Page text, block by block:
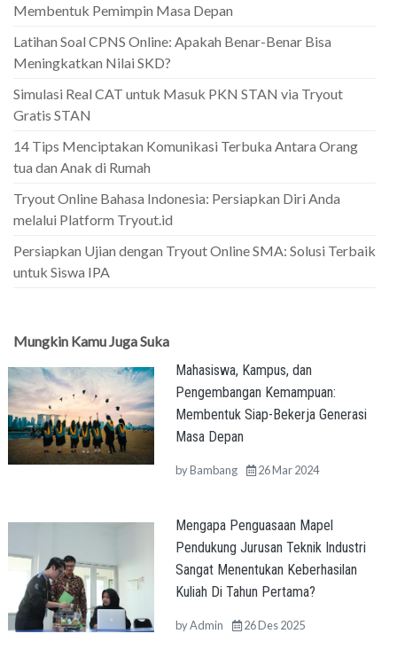
Membentuk Pemimpin Masa Depan
Latihan Soal CPNS Online: Apakah Benar-Benar Bisa
Meningkatkan Nilai SKD?
Simulasi Real CAT untuk Masuk PKN STAN via Tryout
Gratis STAN
14 Tips Menciptakan Komunikasi Terbuka Antara Orang
tua dan Anak di Rumah
Tryout Online Bahasa Indonesia: Persiapkan Diri Anda
melalui Platform Tryout.id
Persiapkan Ujian dengan Tryout Online SMA: Solusi Terbaik
untuk Siswa IPA
Mungkin Kamu Juga Suka
Mahasiswa, Kampus, dan
Pengembangan Kemampuan:
Membentuk Siap-Bekerja Generasi
Masa Depan
byBambang 26 Mar 2024
Mengapa Penguasaan Mapel
Pendukung Jurusan Teknik Industri
Sangat Menentukan Keberhasilan
Kuliah Di Tahun Pertama?
byAdmin 26 Des 2025